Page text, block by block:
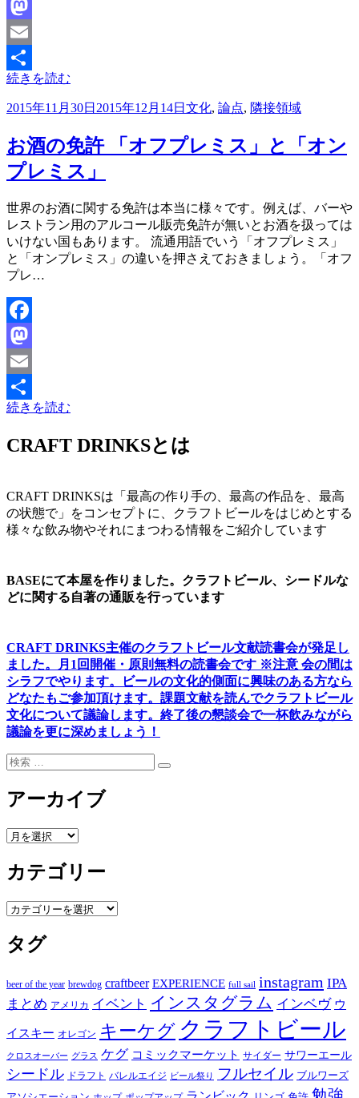
Facebook
Mastodon
Email
共
有
続きを読む
投
日:
2015年11月30日 2015年12月14日 文化, 論点, 隣接領域
お酒の免許 「オフプレミス」と「オン
プレミス」
投稿者master
世界のお酒に関する免許は本当に様々です。例えば、バーや
レストラン用のアルコール販売免許が無いとお酒を扱っては
いけない国もあります。 流通用語でいう「オフプレミス」
と「オンプレミス」の違いを押さえておきましょう。「オフ
プレ…
Facebook
Mastodon
Email
共
有
続きを読む
CRAFT DRINKSとは
CRAFT DRINKSは「最高の作り手の、最高の作品を、最高
の状態で」をコンセプトに、クラフトビールをはじめとする
様々な飲み物やそれにまつわる情報をご紹介しています
BASEにて本屋を作りました。クラフトビール、シードルな
どに関する自著の通販を行っています
CRAFT DRINKS主催のクラフトビール文献読書会が発足し
ました。
月1回開催・原則無料の読書会です ※注意 会の間は
シラフでやります。
ビールの文化的側面に興味のある方なら
どなたもご参加頂けます。 課題文献を読んでクラフトビール
文化について議論します。 終了後の懇談会で一杯飲みながら
議論を更に深めましょう！
検
検
アーカイブ
ア
カ
イ
ブ
カテゴリー
カ
ゴ
リ
タグ
beer of the year brewdog craftbeer EXPERIENCE full sail instagram IPA
まとめ アメリカ イベント インスタグラム インベヴ ウ
イスキー オレゴン キーケグ クラフトビール
クロスオーバー グラス ケグ コミックマーケット サイダー サワーエール
シードル ドラフト バレルエイジ ビール祭り フルセイル ブルワーズ